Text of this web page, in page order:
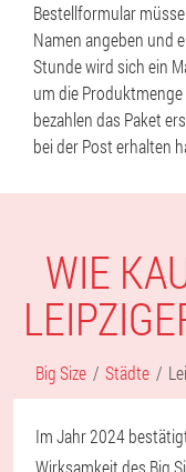
Bestellformular
Namen angeben und
Stunde wird sich ein
um die
bezahlen das Paket
bei der Post erhalten
WIE
Big Size Städte
Im Jahr 2024
Wirksamkeit des Big